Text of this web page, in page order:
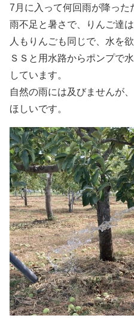
7月に入って何回雨が降った
雨不足と暑さで、りんご達
人もりんごも同じで、水を
ＳＳと用水路からポンプで
しています。
自然の雨には及びませんが
ほしいです。